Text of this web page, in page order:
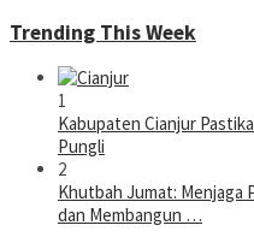
Trending This Week
1
Kabupaten Cianjur
Pungli
2
Khutbah Jumat: Menjaga
dan Membangun …